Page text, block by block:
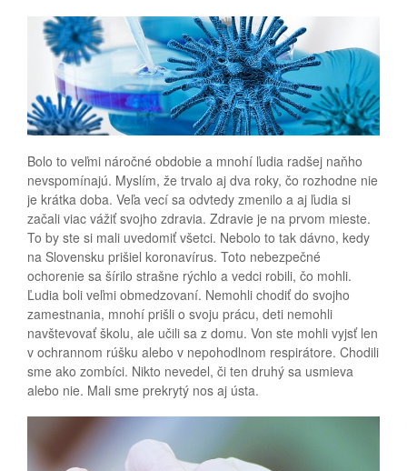
Bolo to veľmi náročné obdobie a mnohí ľudia radšej naňho
nevspomínajú. Myslím, že trvalo aj dva roky, čo rozhodne nie
je krátka doba. Veľa vecí sa odvtedy zmenilo a aj ľudia si
začali viac vážiť svojho zdravia. Zdravie je na prvom mieste.
To by ste si mali uvedomiť všetci. Nebolo to tak dávno, kedy
na Slovensku prišiel koronavírus. Toto nebezpečné
ochorenie sa šírilo strašne rýchlo a vedci robili, čo mohli.
Ľudia boli veľmi obmedzovaní. Nemohli chodiť do svojho
zamestnania, mnohí prišli o svoju prácu, deti nemohli
navštevovať školu, ale učili sa z domu. Von ste mohli vyjsť len
v ochrannom rúšku alebo v nepohodlnom respirátore. Chodili
sme ako zombíci. Nikto nevedel, či ten druhý sa usmieva
alebo nie. Mali sme prekrytý nos aj ústa.